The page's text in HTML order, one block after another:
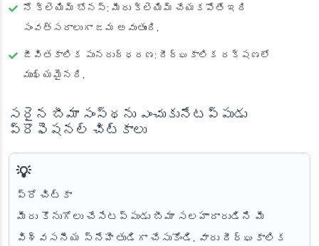
నో క్లెయిమ్ బోనస్: మీరు క్లెయిమ్ చేయకపోతే ఇది
సంవత్సరాలుగా జమ అవుతుంది.
జీవితకాలిక పునరుద్ధరణ: దీర్ఘకాలిక రక్షణలో
ముఖ్యమైనది.
సరైన బీమా సంస్థను ఎంచుకునేటప్పుడు
ప్రొఫెషనల్ చిట్కాలు
ప్రో చిట్కా
మీరు కొనుగోలు చేసేటప్పుడు బీమా సలహాదారుడిని మీ
విశ్వసనీయ స్నేహితుడిగా చేసుకోండి. వారు దీర్ఘకాలిక